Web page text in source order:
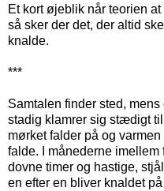
Et kort øjeblik når teorien
så sker der det, der altid
knalde.
***
Samtalen finder sted,
stadig klamrer sig stædigt
mørket falder på og
falde. I månederne
dovne timer og hastige,
en efter en bliver knaldet